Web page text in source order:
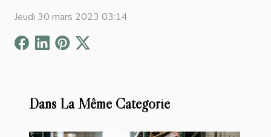
Jeudi 30 mars 2023 03:14
Dans La Même Catégorie